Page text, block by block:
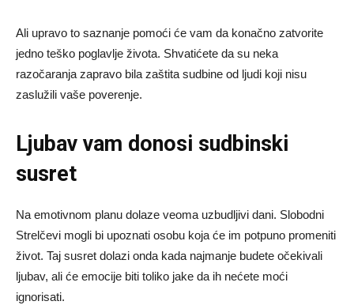
Ali upravo to saznanje pomoći će vam da konačno zatvorite
jedno teško poglavlje života. Shvatićete da su neka
razočaranja zapravo bila zaštita sudbine od ljudi koji nisu
zaslužili vaše poverenje.
Ljubav vam donosi sudbinski
susret
Na emotivnom planu dolaze veoma uzbudljivi dani. Slobodni
Strelčevi mogli bi upoznati osobu koja će im potpuno promeniti
život. Taj susret dolazi onda kada najmanje budete očekivali
ljubav, ali će emocije biti toliko jake da ih nećete moći
ignorisati.